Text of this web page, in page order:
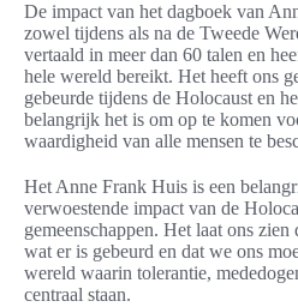
De impact van het dagboek van
zowel tijdens als na de Tweede
vertaald in meer dan 60 talen en
hele wereld bereikt. Het heeft ons
gebeurde tijdens de Holocaust en
belangrijk het is om op te komen
waardigheid van alle mensen te
Het Anne Frank Huis is een
verwoestende impact van de
gemeenschappen. Het laat ons
wat er is gebeurd en dat we ons
wereld waarin tolerantie,
centraal staan.